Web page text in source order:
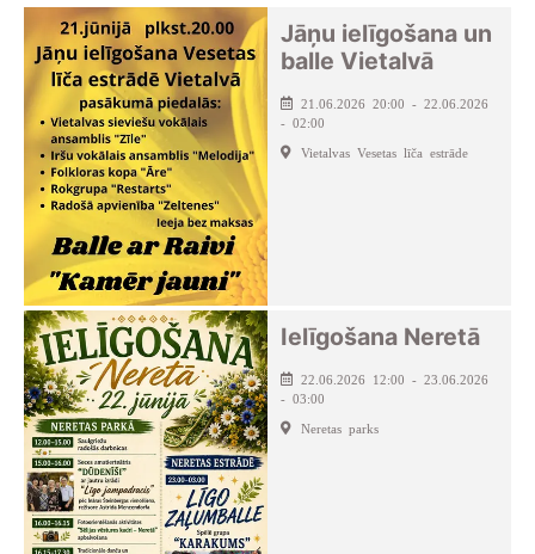
Jāņu ielīgošana un
balle Vietalvā
21.06.2026 20:00 - 22.06.2026
- 02:00
Vietalvas Vesetas līča estrāde
Ielīgošana Neretā
22.06.2026 12:00 - 23.06.2026
- 03:00
Neretas parks